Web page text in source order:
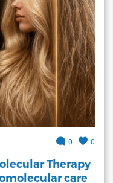
0 0
Therapy
care